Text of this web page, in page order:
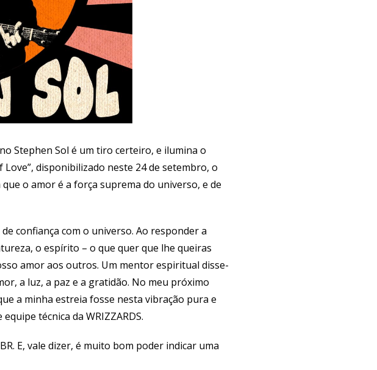
Stephen Sol é um tiro certeiro, e ilumina o
disponibilizado neste 24 de setembro, o
o amor é a força suprema do universo, e de
confiança com o universo. Ao responder a
o espírito – o que quer que lhe queiras
amor aos outros. Um mentor espiritual disse-
a luz, a paz e a gratidão. No meu próximo
a minha estreia fosse nesta vibração pura e
técnica da WRIZZARDS.
E, vale dizer, é muito bom poder indicar uma